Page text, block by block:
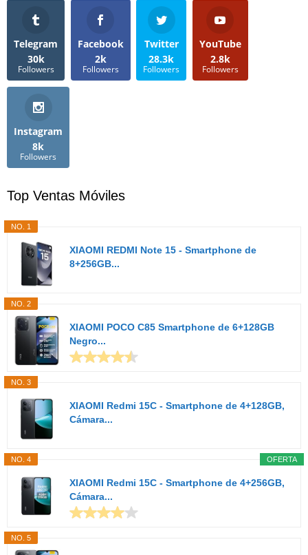
Telegram
30k
Followers
Facebook
2k
Followers
Twitter
28.3k
Followers
YouTube
2.8k
Followers
Instagram
8k
Followers
Top Ventas Móviles
NO. 1
XIAOMI REDMI Note 15 - Smartphone de
8+256GB...
NO. 2
XIAOMI POCO C85 Smartphone de 6+128GB
Negro...
NO. 3
XIAOMI Redmi 15C - Smartphone de 4+128GB,
Cámara...
OFERTA
NO. 4
XIAOMI Redmi 15C - Smartphone de 4+256GB,
Cámara...
NO. 5